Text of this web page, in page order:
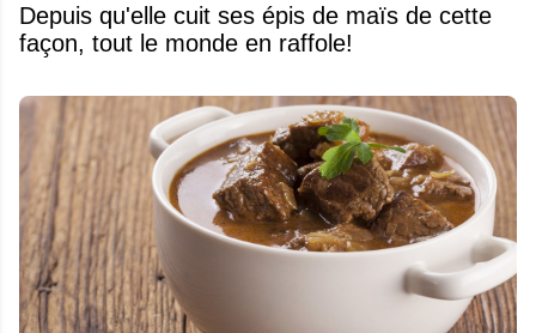
Depuis qu'elle cuit ses épis de maïs de cette
façon, tout le monde en raffole!